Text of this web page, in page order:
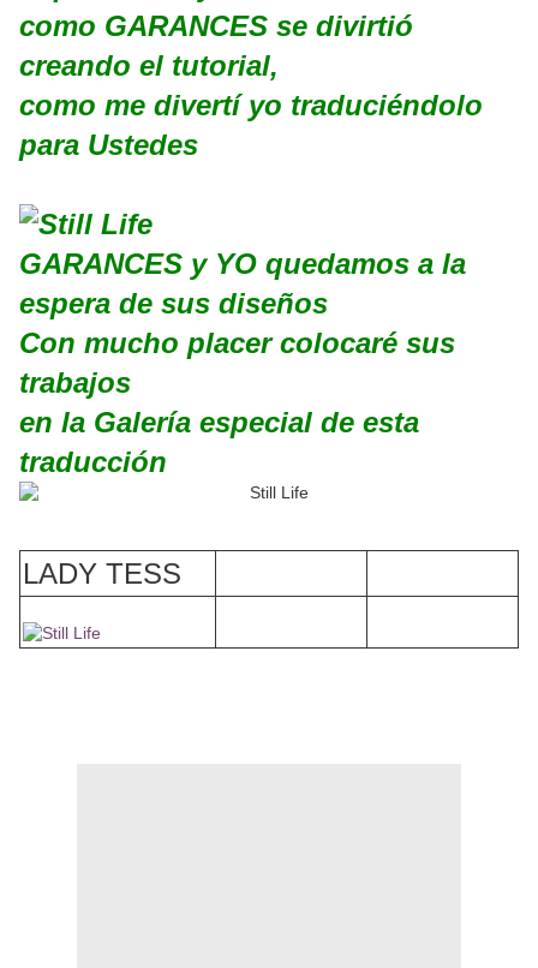
como GARANCES se divirtió
creando el tutorial,
como me divertí yo traduciéndolo
para Ustedes
GARANCES y YO quedamos a la
espera de sus diseños
Con mucho placer colocaré sus
trabajos
en la Galería especial de esta
traducción
LADY TESS